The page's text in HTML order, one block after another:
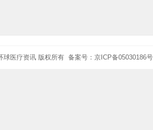
球医疗资讯 版权所有 备案号：京ICP备05030186